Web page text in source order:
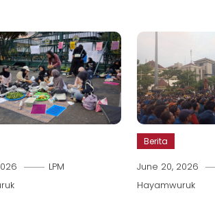
LPM
Berita
June 20, 2026
Hayamwuruk